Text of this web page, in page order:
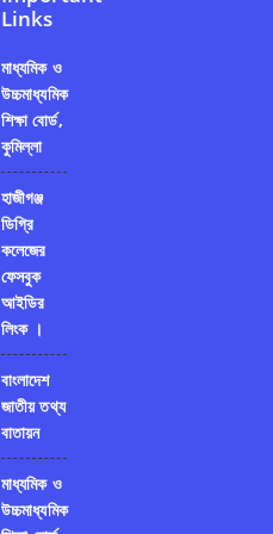
Links
মাধ্যমিক ও
উচ্চমাধ্যমিক
শিক্ষা বোর্ড,
কুমিল্লা
হাজীগঞ্জ
ডিগ্রি
কলেজের
ফেসবুক
আইডির
লিংক ।
বাংলাদেশ
জাতীয় তথ্য
বাতায়ন
মাধ্যমিক ও
উচ্চমাধ্যমিক